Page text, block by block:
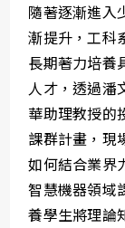
隨著逐漸進入
漸提升，工科
長期著力培養
人才，透過潘
華助理教授的
課群計畫，現
如何結合業界
智慧機器領域
養學生將理論